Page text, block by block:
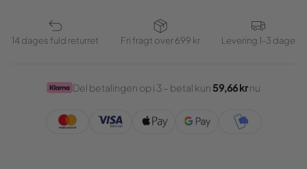
14 dages fuld returret Fri fragt over 699 kr Levering 1-3 dage
Del betalingen op i 3 – betal kun 59,66 krnu